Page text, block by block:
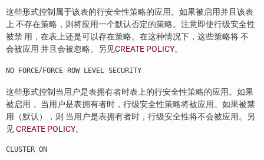
这些形式控制属于该表的行安全性策略的应用。如果被启用并且该表
上 不存在策略，则将应用一个默认否定的策略。注意即使行级安全性
被禁 用，在表上还是可以存在策略。在这种情况下，这些策略将 不
会被应用 并且会被忽略。另见CREATE POLICY。
NO FORCE/FORCE ROW LEVEL SECURITY
这些形式控制当用户是表拥有者时表上的行安全性策略的应用。如果
被启用， 当用户是表拥有者时，行级安全性策略将被应用。如果被禁
用（默认），则 当用户是表拥有者时，行级安全性将不会被应用。另
见CREATE POLICY。
CLUSTER ON